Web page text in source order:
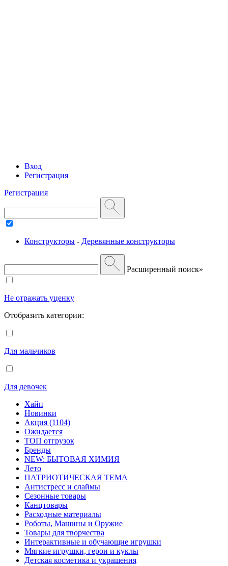
Вход
Регистрация
Регистрация
Конструкторы - Деревянные конструкторы
Расширенный поиск»
Не отражать уценку
Отобразить категории:
Для мальчиков
Для девочек
Хайп
Новинки
Акция (1104)
Ожидается
ТОП отгрузок
Бренды
NEW: БЫТОВАЯ ХИМИЯ
Лето
ПАТРИОТИЧЕСКАЯ ТЕМА
Антистресс и слаймы
Сезонные товары
Канцтовары
Расходные материалы
Роботы, Машины и Оружие
Товары для творчества
Интерактивные и обучающие игрушки
Мягкие игрушки, герои и куклы
Детская косметика и украшения